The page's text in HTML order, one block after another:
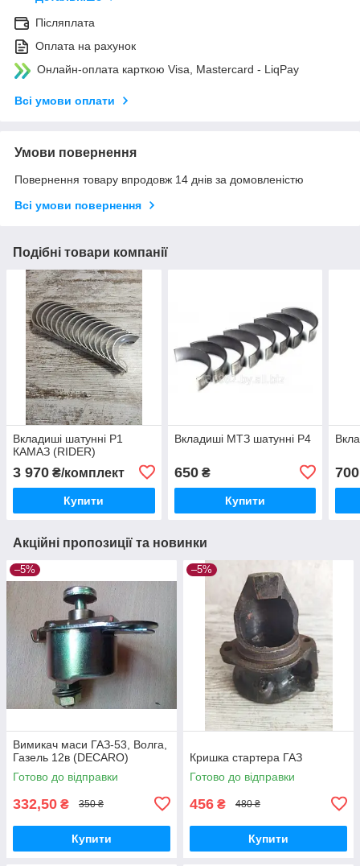
Післяплата
Оплата на рахунок
Онлайн-оплата карткою Visa, Mastercard - LiqPay
Всі умови оплати
Умови повернення
Повернення товару впродовж 14 днів за домовленістю
Всі умови повернення
Подібні товари компанії
Вкладиші шатунні Р1
КАМАЗ (RIDER)
3 970 ₴/комплект
Купити
Вкладиші МТЗ шатунні Р4
650₴
Купити
700
Акційні пропозиції та новинки
–5%
Вимикач маси ГАЗ-53, Волга,
Газель 12в (DECARO)
Готово до відправки
332,50 ₴ 350 ₴
Купити
–5%
Кришка стартера ГАЗ
Готово до відправки
456 ₴ 480 ₴
Купити